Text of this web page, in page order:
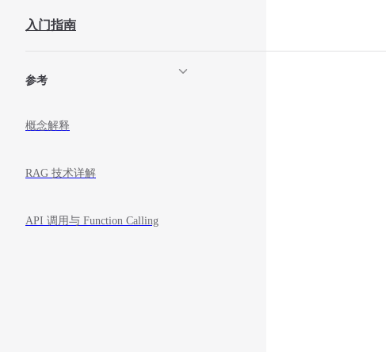
Skip to content
入门指南
参考
概念解释
RAG 技术详解
API 调用与 Function Calling